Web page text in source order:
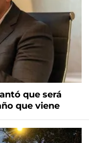
que será
que viene